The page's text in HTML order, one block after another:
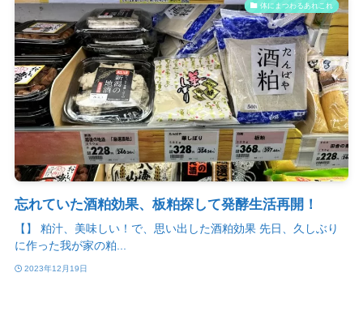
体にまつわるあれこれ
忘れていた酒粕効果、板粕探して発酵生活再開！
【】 粕汁、美味しい！で、思い出した酒粕効果 先日、久しぶり
に作った我が家の粕...
2023年12月19日